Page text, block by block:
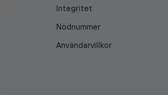
Integritet
Nödnummer
Användarvillkor